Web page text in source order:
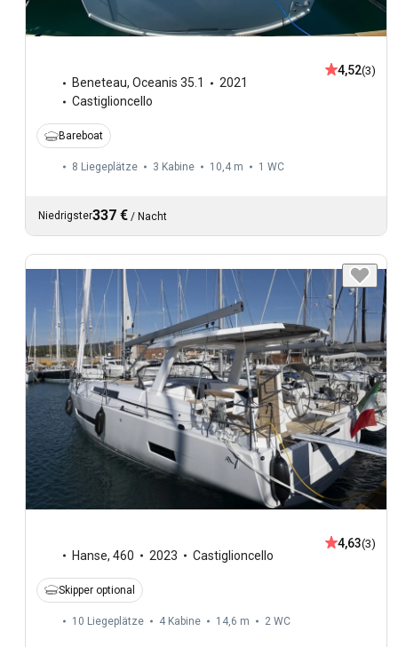
Beneteau, Oceanis 35.1
2021
Castiglioncello
4,52(3)
Bareboat
8 Liegeplätze 3 Kabine 10,4 m 1 WC
Niedrigster337 € / Nacht
Hanse, 460 2023 Castiglioncello
4,63(3)
Skipper optional
10 Liegeplätze 4 Kabine 14,6 m 2 WC